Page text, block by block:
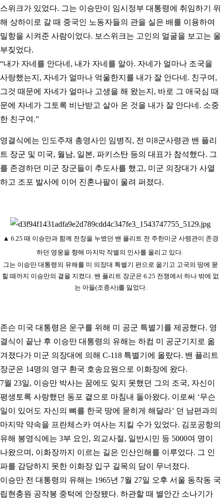
스위크가 있었다. 그는 이승만이 임시정부 대통령에 취임하기 위
해 상하이로 갈 때 중국인 노동자들의 관을 실은 배를 이용하여
밀항을 시켜준 사람이었다. 보스위크는 고인의 얼굴을 보고는 울
부짖었다.
“내가 자네를 안다네, 내가 자네를 알아. 자네가 얼마나 조국을
사랑했는지, 자네가 얼마나 억울한지를 내가 잘 안다네. 친구여,
그것 때문에 자네가 얼마나 고생을 해 왔는지, 바로 그 애국심 때
문에 자네가 그토록 비난받고 살아 온 것을 내가 잘 안다네. 소중
한 친구여.”
영결식에는 인도주재 총영사인 임병직, 전 미8군사령관 밴 플리
트 장군 및 미국, 월남, 일본, 파키스탄 등의 대표가 참석했다. 그
를 존경하던 미군 장군들이 추도사를 했고, 미군 의장대가 사열
하고 조포 발사에 이어 진혼나팔이 울려 퍼졌다.
▲ 6.25 때 이승만과 함께 전장을 누볐던 밴 플리트 전 주한미군 사령관이 존경
하던 영웅을 향해 마지막 작별의 인사를 올리고 있다.
그는 이승만 대통령의 유해를 미 의장대 특별기 편으로 옮기고 고국의 땅에 묻
힐 때까지 이승만의 곁을 지켰다. 밴 플리트 장군은 6.25 전쟁에서 하나 밖에 없
는 아들(조종사)를 잃었다.
존슨 미국 대통령은 운구를 위해 미 공군 특별기를 제공했다. 영
결식이 끝난 후 이승만 대통령의 유해는 하컴 미 공군기지로 옮
겨졌다가 미군 의장대에 의해 C-118 특별기에 올랐다. 밴 플리트
장군은 14명의 영구 환국 호송요원으로 이화장에 왔다.
7월 23일, 이승만 박사는 꿈에도 잊지 못했던 그의 조국, 자신이
평생토록 사랑했던 동포 곁으로 마침내 돌아왔다. 이로써 ‘무슨
일이 있어도 자신의 뼈를 한국 땅에 묻히게 해달라’ 던 남편과의
마지막 약속을 프란체스카 여사는 지킬 수가 있었다. 김포공항의
유해 봉영식에는 3부 요인, 외교사절, 일반시민 등 5000여 명이
나왔으며, 이화장까지 이르는 길은 인산인해를 이루었다. 그 인
파를 감당하지 못한 이화장 입구 길목의 담이 무너졌다.
이승만 전 대통령의 유해는 1965년 7월 27일 오후 서울 동작동 국
립현충원 공작봉 중턱에 안장됐다. 하관할 때 별안간 소나기가